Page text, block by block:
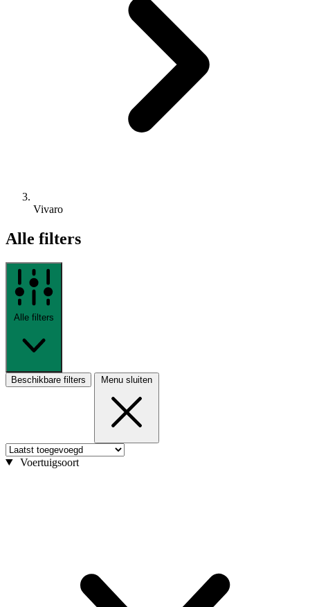
Vivaro
Alle filters
Alle filters
Beschikbare filters Menu sluiten
Voertuigsoort